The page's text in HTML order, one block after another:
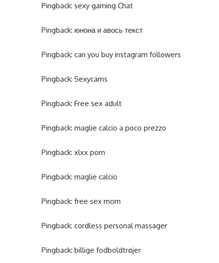
Pingback: sexy gaming Chat
Pingback: юнона и авось текст
Pingback: can you buy instagram followers
Pingback: Sexycams
Pingback: Free sex adult
Pingback: maglie calcio a poco prezzo
Pingback: xlxx porn
Pingback: maglie calcio
Pingback: free sex mom
Pingback: cordless personal massager
Pingback: billige fodboldtrøjer